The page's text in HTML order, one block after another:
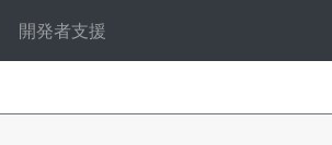
開発者支援